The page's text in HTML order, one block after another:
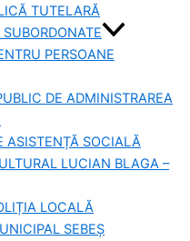
TUTELARĂ
PERSOANE
DE ADMINISTRAREA
ASISTENȚĂ SOCIALĂ
LUCIAN BLAGA –
LOCALĂ
SEBEȘ